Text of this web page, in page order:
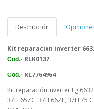
Descripción
Kit reparación inverter
Cod.- RLK0137
Cod.- RL7764964
Kit reparación inverter Lg
37LF65ZC, 37LF66ZE, 37LF75